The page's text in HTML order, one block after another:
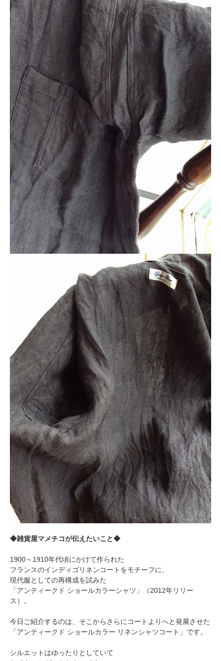
◆雑貨屋マメチコが伝えたいこと◆
1900～1910年代頃にかけて作られた
フランスのインディゴリネンコートをモチーフに、
現代服としての再構成を試みた
「アンティークド ショールカラーシャツ」（2012年リリー
ス）。
今日ご紹介するのは、そこからさらにコートよりへと発展させた
「アンティークド ショールカラー リネンシャツコート」です。
シルエットはゆったりとしていて